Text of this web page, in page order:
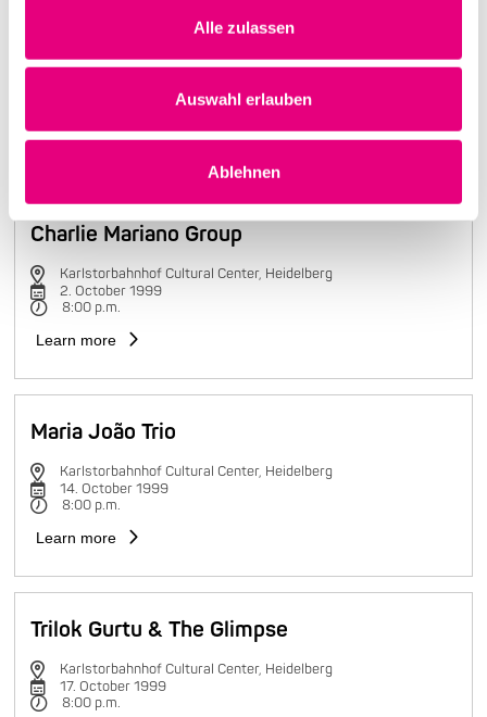
Alle zulassen
Auswahl erlauben
Ablehnen
Nightmares on Wax
Learn more
Charlie Mariano Group
Karlstorbahnhof Cultural Center, Heidelberg
2. October 1999
8:00 p.m.
Learn more
Maria João Trio
Karlstorbahnhof Cultural Center, Heidelberg
14. October 1999
8:00 p.m.
Learn more
Trilok Gurtu & The Glimpse
Karlstorbahnhof Cultural Center, Heidelberg
17. October 1999
8:00 p.m.